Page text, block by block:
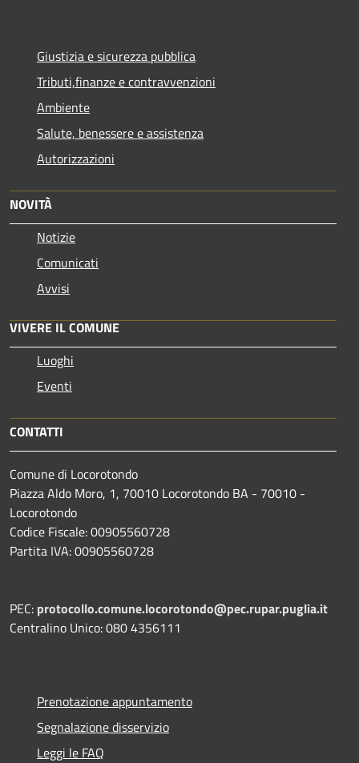
Giustizia e sicurezza pubblica
Tributi,finanze e contravvenzioni
Ambiente
Salute, benessere e assistenza
Autorizzazioni
NOVITÀ
Notizie
Comunicati
Avvisi
VIVERE IL COMUNE
Luoghi
Eventi
CONTATTI
Comune di Locorotondo
Piazza Aldo Moro, 1, 70010 Locorotondo BA - 70010 -
Locorotondo
Codice Fiscale: 00905560728
Partita IVA: 00905560728
PEC: protocollo.comune.locorotondo@pec.rupar.puglia.it
Centralino Unico: 080 4356111
Prenotazione appuntamento
Segnalazione disservizio
Leggi le FAQ